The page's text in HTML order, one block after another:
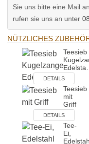
Sie uns bitte eine Mail an
rufen sie uns an unter
NÜTZLICHES
Teesieb
DETAILS
Teesieb
mit
Griff
DETAILS
Tee-
Ei,